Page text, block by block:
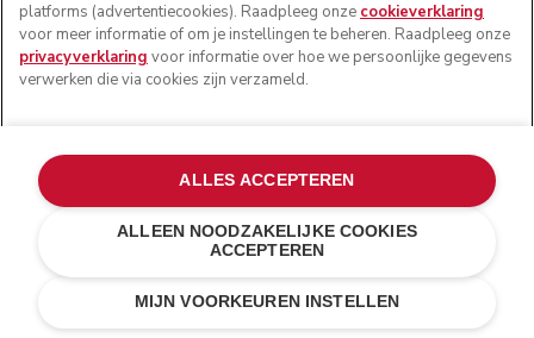
100% veilige betaling
aanmeldt voor nieuws en
aanbiedingen
Bekijk onzePrivacyverklaring
platforms (advertentiecookies). Raadpleeg onze cookieverklaring
voor meer informatie of om je instellingen te beheren. Raadpleeg onze
privacyverklaring voor informatie over hoe we persoonlijke gegevens
verwerken die via cookies zijn verzameld.
MIJN VOORKEUREN INSTELLEN
ALLEEN NOODZAKELIJKE COOKIES
ACCEPTEREN
ALLES ACCEPTEREN